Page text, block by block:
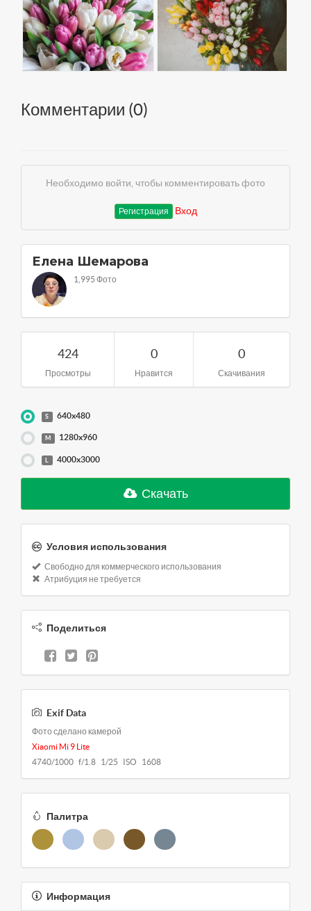
Комментарии (0)
Необходимо войти, чтобы комментировать фото
Регистрация Вход
Елена Шемарова
1,995 Фото
424
Просмотры
0
Нравится
0
Скачивания
S 640x480
M 1280x960
4000x3000
Скачать
Условия использования
Свободно для коммерческого использования
Атрибуция не требуется
Поделиться
Exif Data
Фото сделано камерой
Xiaomi Mi 9 Lite
4740/1000 f/1.8 1/25 ISO 1608
Палитра
Информация